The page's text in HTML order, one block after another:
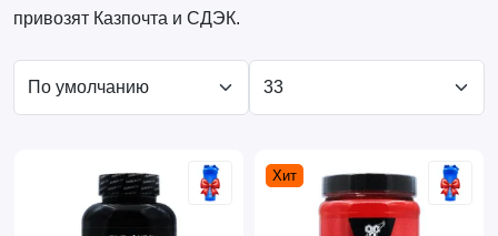
привозят Казпочта и СДЭК.
Хит